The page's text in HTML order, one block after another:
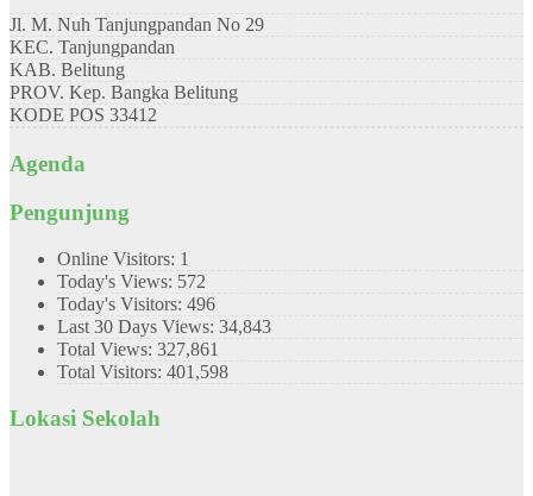
Jl. M. Nuh Tanjungpandan No 29
KEC. Tanjungpandan
KAB. Belitung
PROV. Kep. Bangka Belitung
KODE POS 33412
Agenda
Pengunjung
Online Visitors: 1
Today's Views: 572
Today's Visitors: 496
Last 30 Days Views: 34,843
Total Views: 327,861
Total Visitors: 401,598
Lokasi Sekolah